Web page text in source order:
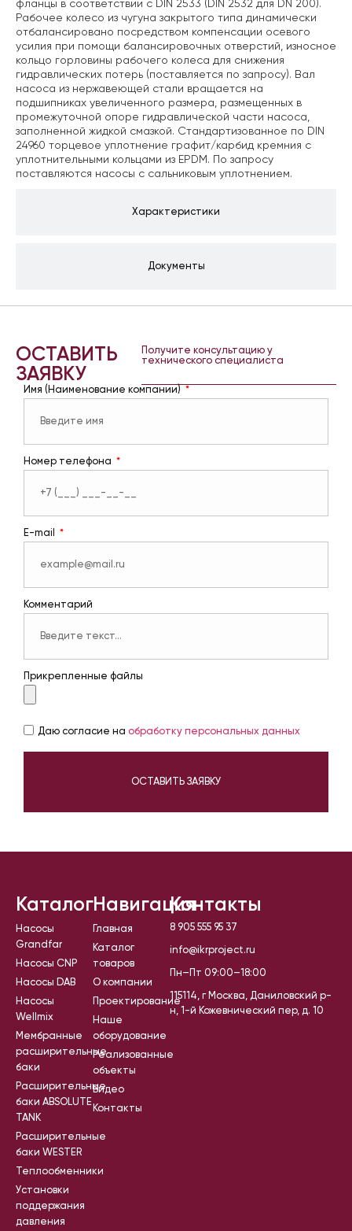
Характеристики
Документы
фланцы в соответствии с DIN 2533 (DIN 2532 для DN 200).
Рабочее колесо из чугуна закрытого типа динамически
отбалансировано посредством компенсации осевого
усилия при помощи балансировочных отверстий, износное
кольцо горловины рабочего колеса для снижения
гидравлических потерь (поставляется по запросу). Вал
насоса из нержавеющей стали вращается на
подшипниках увеличенного размера, размещенных в
промежуточной опоре гидравлической части насоса,
заполненной жидкой смазкой. Стандартизованное по DIN
24960 торцевое уплотнение графит/карбид кремния с
уплотнительными кольцами из EPDM. По запросу
поставляются насосы с сальниковым уплотнением.
ОСТАВИТЬ
ЗАЯВКУ
Получите консультацию у
технического специалиста
Имя (Наименование компании)
Номер телефона
E-mail
Комментарий
Прикрепленные файлы
Даю согласие на обработку персональных данных
ОСТАВИТЬ ЗАЯВКУ
Каталог
Насосы
Grandfar
Насосы CNP
Насосы DAB
Насосы
Wellmix
Мембранные
расширительные
баки
Расширительные
баки ABSOLUTE
TANK
Расширительные
баки WESTER
Теплообменники
Установки
поддержания
давления
Навигация
Главная
Каталог
товаров
О компании
Проектирование
Наше
оборудование
Реализованные
объекты
Видео
Контакты
Контакты
8 905 555 95 37
info@ikrproject.ru
Пн–Пт 09:00–18:00
115114, г Москва, Даниловский р-
н, 1-й Кожевнический пер, д. 10